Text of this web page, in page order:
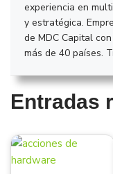
experiencia en
y estratégica.
de MDC Capital
más de 40 países.
Entradas